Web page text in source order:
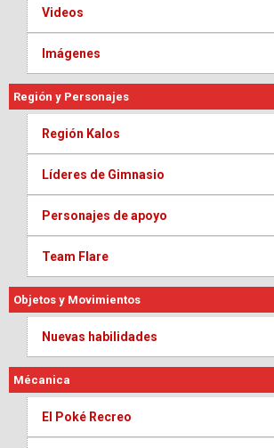
Videos
Imágenes
Región y Personajes
Región Kalos
Líderes de Gimnasio
Personajes de apoyo
Team Flare
Objetos y Movimientos
Nuevas habilidades
Mécanica
El Poké Recreo